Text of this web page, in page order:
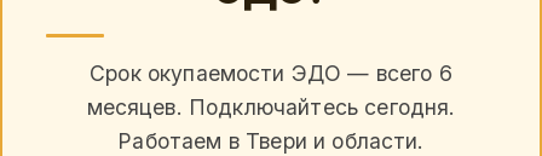
Срок окупаемости ЭДО — всего 6
месяцев. Подключайтесь сегодня.
Работаем в Твери и области.